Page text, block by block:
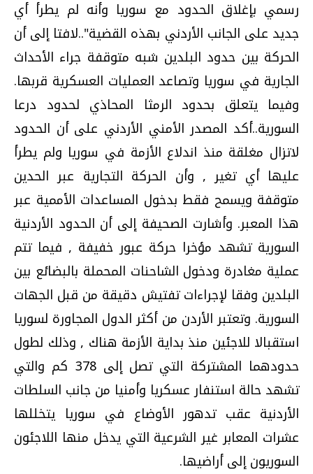
رسمي بإغلاق الحدود مع سوريا وأنه لم يطرأ أي
جديد على الجانب الأردني بهذه القضية"..لافتا إلى أن
الحركة بين حدود البلدين شبه متوقفة جراء الأحداث
الجارية في سوريا وتصاعد العمليات العسكرية قربها.
وفيما يتعلق بحدود الرمثا المحاذي لحدود درعا
السورية..أكد المصدر الأمني الأردني على أن الحدود
لاتزال مغلقة منذ اندلاع الأزمة في سوريا ولم يطرأ
عليها أي تغير , وأن الحركة التجارية عبر الحدين
متوقفة ويسمح فقط بدخول المساعدات الأممية عبر
هذا المعبر. وأشارت الصحيفة إلى أن الحدود الأردنية
السورية تشهد مؤخرا حركة عبور خفيفة , فيما تتم
عملية مغادرة ودخول الشاحنات المحملة بالبضائع بين
البلدين وفقا لإجراءات تفتيش دقيقة من قبل الجهات
السورية. وتعتبر الأردن من أكثر الدول المجاورة لسوريا
استقبالا للاجئين منذ بداية الأزمة هناك , وذلك لطول
حدودهما المشتركة التي تصل إلى 378 كم والتي
تشهد حالة استنفار عسكريا وأمنيا من جانب السلطات
الأردنية عقب تدهور الأوضاع في سوريا يتخللها
عشرات المعابر غير الشرعية التي يدخل منها اللاجئون
السوريون إلى أراضيها.